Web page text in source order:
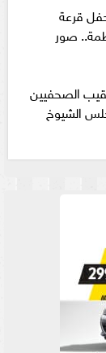
قرعة
صور
الصحفيين
الشيوخ